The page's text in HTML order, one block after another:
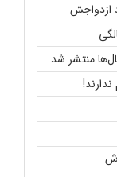
ازدواجش
منتشر شد